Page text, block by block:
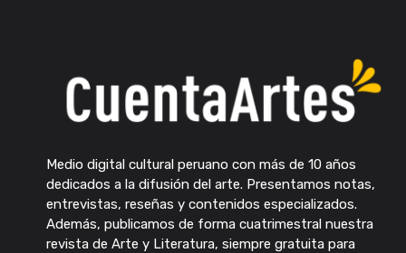
Medio digital cultural peruano con más de 10 años
dedicados a la difusión del arte. Presentamos notas,
entrevistas, reseñas y contenidos especializados.
Además, publicamos de forma cuatrimestral nuestra
revista de Arte y Literatura, siempre gratuita para